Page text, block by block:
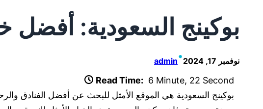
بوكينج السعودية: أفضل
نوفمبر 17, 2024 •
admin
Read Time: 6 Minute, 22 Second
بوكينج السعودية هي الموقع الأمثل للبحث عن أفضل الفنادق